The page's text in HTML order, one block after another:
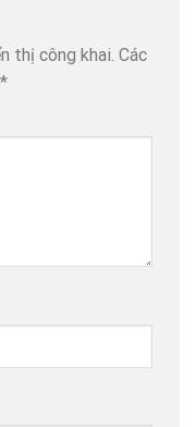
thị công khai. Các
*